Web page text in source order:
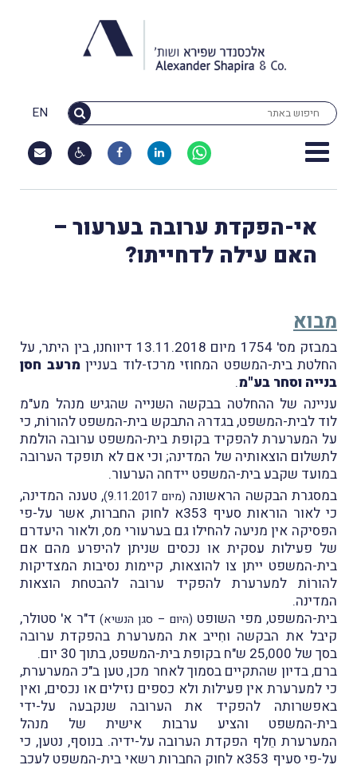
EN
אי-הפקדת ערובה בערעור –
האם עילה לדחייתו?
מבוא
במבזק מס' 1754 מיום 13.11.2018 דיווחנו, בין היתר, על
החלטת בית-המשפט המחוזי מרכז-לוד בענייןמרעב חסן
בנייה וסחר בע"מ.
עניינה של ההחלטה בבקשה השנייה שהגיש מנהל מע"מ
לוד לבית-המשפט, בגדרהּ התבקש בית-המשפט להורוֹת, כי
על המערערת להפקיד בקופת בית-המשפט ערובה הולמת
לתשלום הוצאותיה של המדינה; וכי אם לא תופקד הערובה
במועד שקבע בית-המשפט יידחה הערעור.
במסגרת הבקשה הראשונה (מיום 9.11.2017)
, טענה המדינה,
כי לאור הוראות סעיף 353א לחוק החברות, אשר על-פי
הפּסיקה אין מניעה להחילו גם בערעורי מס, ולאור היעדרם
של פעילות עסקית או נכסים שניתן להיפרע מהם אם
בית-המשפט ייתן צו להוצאות, קיימות נסיבות המצדיקות
להורוֹת למערערת להפקיד ערובה להבטחת הוצאות
המדינה.
בית-המשפט, מפי השופט (היום – סגן הנשיא) ד"ר א' סטולר,
קיבל את הבקשה וחִייב את המערערת בהפקדת ערובה
בסך של 25,000 ש"ח בקופת בית-המשפט, בתוך 30 יום.
ברם, בדיון שהתקיים בסמוך לאחר מכן, טען ב"כ המערערת,
כי למערערת אין פעילות ולא כספים נזילים או נכסים, ואין
באפשרותה להפקיד את הערובה שנקבעה על-ידי
בית-המשפט והציע ערבות אישית של מנהל
המערערת חֵלף הפקדת הערובה על-ידיה. בנוסף, נטען, כי
על-פי סעיף 353א לחוק החברות רשאי בית-המשפט לעכב